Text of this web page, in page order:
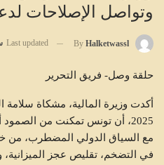
وتواصل الإصلاحات
By Halketwassl
Last updated
حلقة وصل- فريق التحرير
2025، أن تونس تمكنت من الصمود
مع السياق الدولي المضطرب، من
في التضخم، تقليص عجز